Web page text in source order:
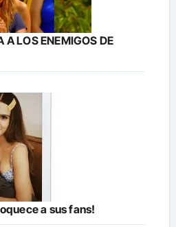
LOS ENEMIGOS DE
a sus fans!